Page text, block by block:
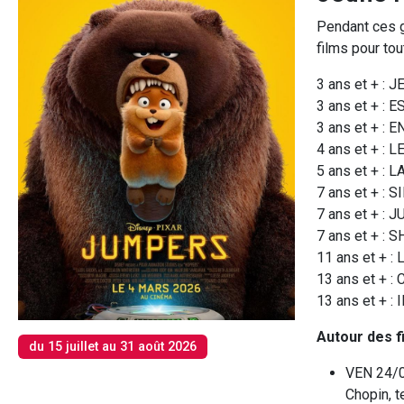
du 15 juillet au 31 août 2026
Pendant ces
films pour
3 ans et + :
3 ans et + :
3 ans et + :
4 ans et + :
5 ans et + :
7 ans et + :
7 ans et + :
7 ans et + :
11 ans et + :
13 ans et + :
13 ans et + :
Autour des
VEN 24/
Chopin,